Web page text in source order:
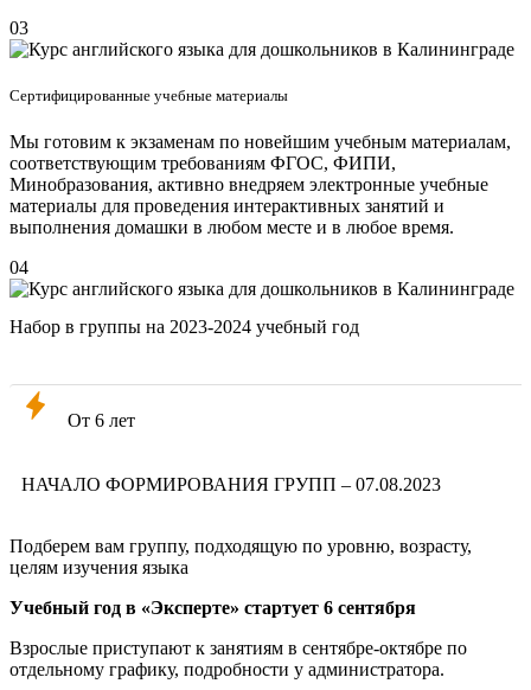
03
Сертифицированные учебные материалы
Мы готовим к экзаменам по новейшим учебным материалам,
соответствующим требованиям ФГОС, ФИПИ,
Минобразования, активно внедряем электронные учебные
материалы для проведения интерактивных занятий и
выполнения домашки в любом месте и в любое время.
04
Набор в группы на 2023-2024 учебный год
От 6 лет
НАЧАЛО ФОРМИРОВАНИЯ ГРУПП – 07.08.2023
Подберем вам группу, подходящую по уровню, возрасту,
целям изучения языка
Учебный год в «Эксперте» стартует 6 сентября
Взрослые приступают к занятиям в сентябре-октябре по
отдельному графику, подробности у администратора.